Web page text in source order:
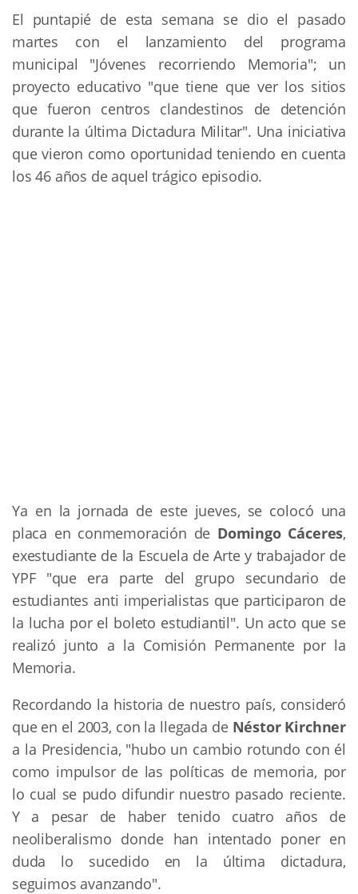
El puntapié de esta semana se dio el pasado
martes con el lanzamiento del programa
municipal "Jóvenes recorriendo Memoria"; un
proyecto educativo "que tiene que ver los sitios
que fueron centros clandestinos de detención
durante la última Dictadura Militar". Una iniciativa
que vieron como oportunidad teniendo en cuenta
los 46 años de aquel trágico episodio.
Ya en la jornada de este jueves, se colocó una
placa en conmemoración de Domingo Cáceres,
exestudiante de la Escuela de Arte y trabajador de
YPF "que era parte del grupo secundario de
estudiantes anti imperialistas que participaron de
la lucha por el boleto estudiantil". Un acto que se
realizó junto a la Comisión Permanente por la
Memoria.
Recordando la historia de nuestro país, consideró
que en el 2003, con la llegada deNéstor Kirchner
a la Presidencia, "hubo un cambio rotundo con él
como impulsor de las políticas de memoria, por
lo cual se pudo difundir nuestro pasado reciente.
Y a pesar de haber tenido cuatro años de
neoliberalismo donde han intentado poner en
duda lo sucedido en la última dictadura,
seguimos avanzando".